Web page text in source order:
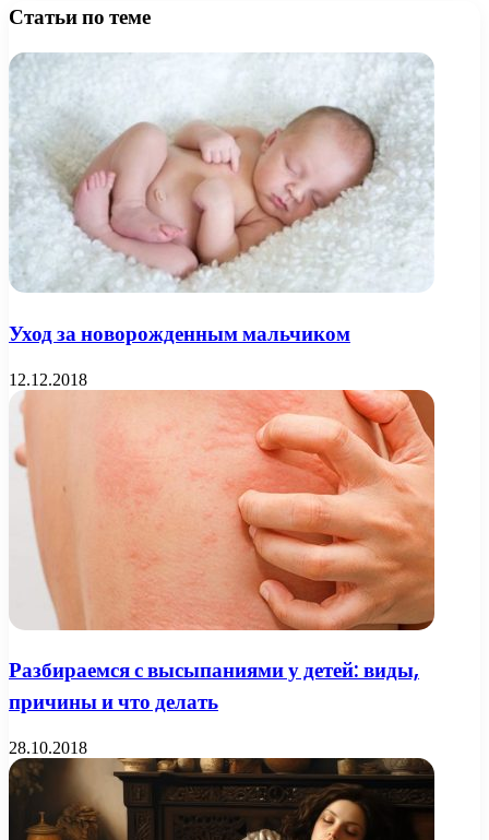
Статьи по теме
Уход за новорожденным мальчиком
12.12.2018
Разбираемся с высыпаниями у детей: виды,
причины и что делать
28.10.2018